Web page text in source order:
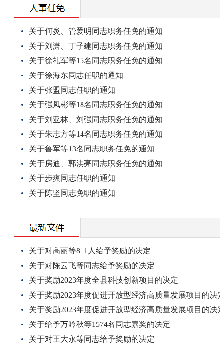
关于何炎、管爱明同志职务任免的通知
关于刘潇、丁子建同志职务任免的通知
关于徐礼军等15名同志职务任免的通知
关于徐海东同志任职的通知
关于张盟同志任职的通知
关于强凤彬等18名同志职务任免的通知
关于刘亚林、刘强同志职务任免的通知
关于朱志方等14名同志职务任免的通知
关于鲁军等13名同志职务任免的通知
关于房迪、郭洪亮同志职务任免的通知
关于步爽同志任职的通知
关于陈坚同志免职的通知
关于对高丽等811人给予奖励的决定
关于对陈云飞等同志给予奖励的决定
关于奖励2023年度全县科技创新项目的决定
关于奖励2023年度促进开放型经济高质量发展项目的决
关于奖励2023年度促进开放型经济高质量发展项目的决
关于给予万吟秋等1574名同志嘉奖的决定
关于对王大永等同志给予奖励的决定